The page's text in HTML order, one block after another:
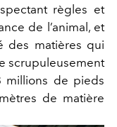
règles et
de l’animal, et
des matières qui
scrupuleusement
millions de pieds
de matière